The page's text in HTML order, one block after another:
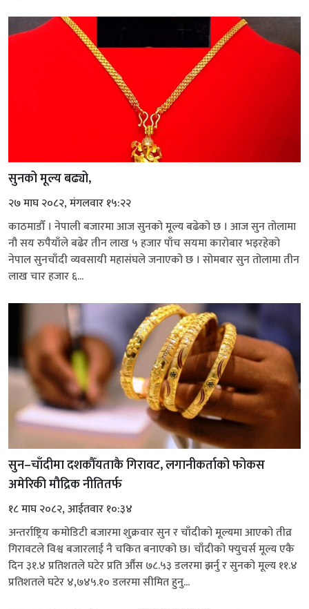
सुनको मूल्य बढ्यो,
२७ माघ २०८२, मंगलवार १५:२२
काठमाडौँ । नेपाली बजारमा आज सुनको मूल्य बढेको छ । आज सुन तोलामा
नौ सय रुपैयाँले बढेर तीन लाख ५ हजार पाँच सयमा कारोबार भइरहेको
नेपाल सुनचाँदी व्यवसायी महासंघले जनाएको छ । सोमबार सुन तोलामा तीन
लाख चार हजार ६...
सुन–चाँदीमा दशकौँयताकै गिरावट, लगानीकर्ताको फोकस
अमेरिकी मौद्रिक नीतितर्फ
१८ माघ २०८२, आईतवार १०:३४
अन्तर्राष्ट्रिय कमोडिटी बजारमा शुक्रवार सुन र चाँदीको मूल्यमा आएको तीव्र
गिरावटले विश्व बजारलाई नै चकित बनाएको छ। चाँदीको फ्युचर्स मूल्य एकै
दिन ३१.४ प्रतिशतले घटेर प्रति औँस ७८.५३ डलरमा झर्नु र सुनको मूल्य ११.४
प्रतिशतले घटेर ४,७४५.१० डलरमा सीमित हुनु...